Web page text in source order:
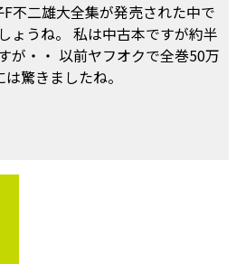
不二雄大全集が発売された中で
ょうね。 私は中古本ですが約半
が・・ 以前ヤフオクで全巻50万
驚きましたね。